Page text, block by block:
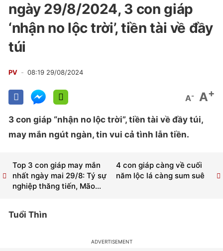
ngày 29/8/2024, 3 con giáp
‘nhận no lộc trời’, tiền tài về đầy
túi
PV 08:19 29/08/2024
A- A+
3 con giáp “nhận no lộc trời”, tiền tài về đầy túi,
may mắn ngút ngàn, tin vui cả tình lẫn tiền.
4 con giáp càng về cuối
năm lộc lá càng sum suê
Top 3 con giáp may mắn
nhất ngày mai 29/8: Tý sự
nghiệp thăng tiến, Mão...
Tuổi Thìn